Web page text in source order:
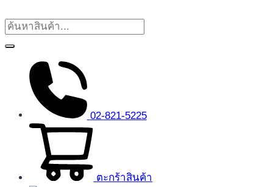
02-821-5225
ตะกร้าสินค้า